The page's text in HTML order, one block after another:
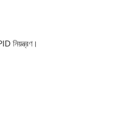
নিয়ন্ত্রণ।